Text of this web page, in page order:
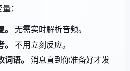
：
无需实时解析音频。
不用立刻反应。
语。 消息直到你准备好才发